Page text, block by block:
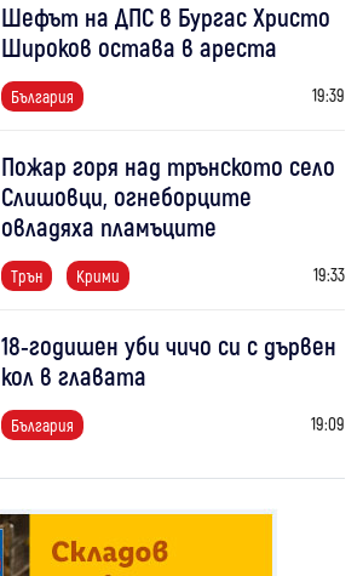
Шефът на ДПС в Бургас Христо
Широков остава в ареста
България 19:39
Пожар горя над трънското село
Слишовци, огнеборците
овладяха пламъците
Трън Крими 19:33
18-годишен уби чичо си с дървен
кол в главата
България 19:09